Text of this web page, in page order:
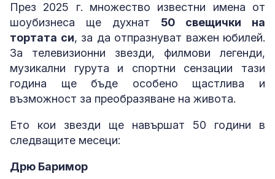
През 2025 г. множество известни имена от
шоубизнеса ще духнат 50 свещички на
тортата си, за да отпразнуват важен юбилей.
За телевизионни звезди, филмови легенди,
музикални гурута и спортни сензации тази
година ще бъде особено щастлива и
възможност за преобразяване на живота.
Ето кои звезди ще навършат 50 години в
следващите месеци:
Дрю Баримор